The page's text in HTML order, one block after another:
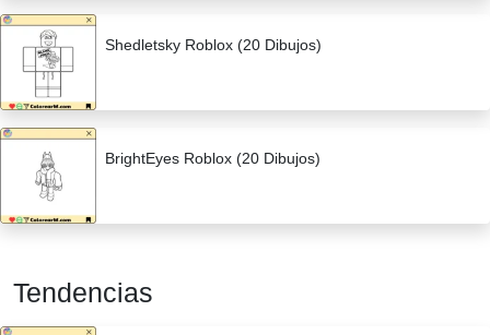
Shedletsky Roblox (20 Dibujos)
BrightEyes Roblox (20 Dibujos)
Tendencias